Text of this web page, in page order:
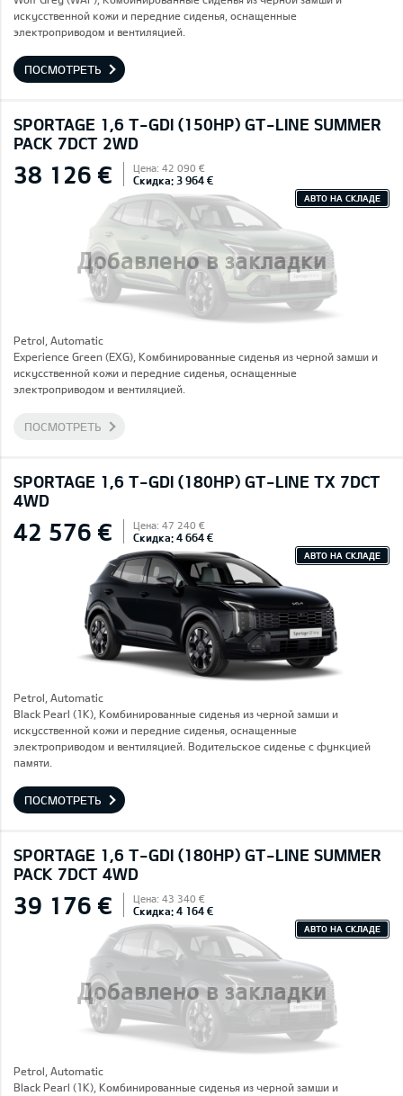
искусственной кожи и передние сиденья, оснащенные
электроприводом и вентиляцией.
ПОСМОТРЕТЬ
SPORTAGE 1,6 T-GDI (150HP) GT-LINE SUMMER
PACK 7DCT 2WD
Добавлено в закладки
38 126 € Цена: 42 090 €
Скидка: 3 964 €
АВТО НА СКЛАДЕ
Petrol, Automatic
Experience Green (EXG), Комбинированные сиденья из черной замши и
искусственной кожи и передние сиденья, оснащенные
электроприводом и вентиляцией.
ПОСМОТРЕТЬ
SPORTAGE 1,6 T-GDI (180HP) GT-LINE TX 7DCT
4WD
42 576 € Цена: 47 240 €
Скидка: 4 664 €
АВТО НА СКЛАДЕ
Petrol, Automatic
Black Pearl (1K), Комбинированные сиденья из черной замши и
искусственной кожи и передние сиденья, оснащенные
электроприводом и вентиляцией. Водительское сиденье с функцией
памяти.
ПОСМОТРЕТЬ
SPORTAGE 1,6 T-GDI (180HP) GT-LINE SUMMER
PACK 7DCT 4WD
Добавлено в закладки
39 176 € Цена: 43 340 €
Скидка: 4 164 €
АВТО НА СКЛАДЕ
Petrol, Automatic
Black Pearl (1K), Комбинированные сиденья из черной замши и